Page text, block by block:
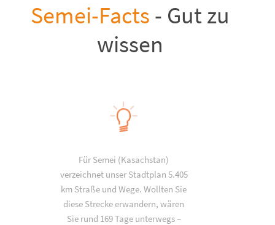
Semei-Facts - Gut zu
wissen
Für Semei (Kasachstan)
verzeichnet unser Stadtplan 5.405
km Straße und Wege. Wollten Sie
diese Strecke erwandern, wären
Sie rund 169 Tage unterwegs –